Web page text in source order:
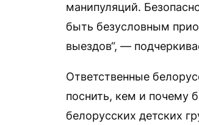
манипуляций.
быть безусловным
выездов“, —
Ответственные
поснить, кем и почему
белорусских детских